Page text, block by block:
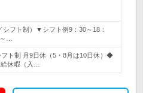
シフト制）▼シフト例9：30～18：
…
ト制 月9日休（5・8月は10日休）◆
休暇（入…